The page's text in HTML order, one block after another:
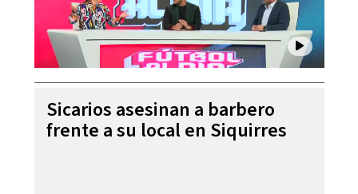
Sicarios asesinan a barbero
frente a su local en Siquirres